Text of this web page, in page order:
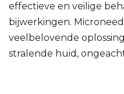
effectieve en veilige
bijwerkingen.
veelbelovende
stralende huid,